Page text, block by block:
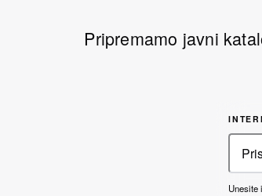
Pripremamo javni
Unesite